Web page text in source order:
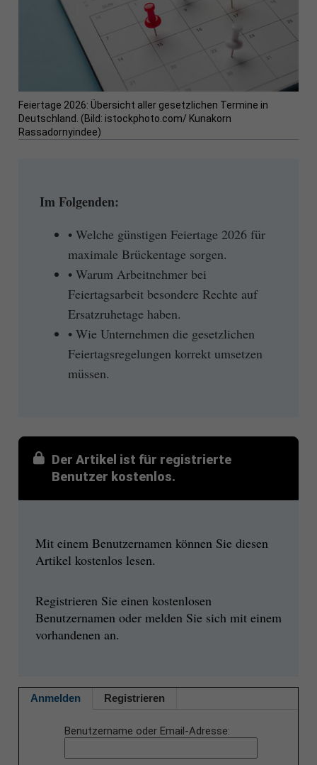
Feiertage 2026: Übersicht aller gesetzlichen Termine in
Deutschland. (Bild: istockphoto.com/ Kunakorn
Rassadornyindee)
Im Folgenden:
• Welche günstigen Feiertage 2026 für
maximale Brückentage sorgen.
• Warum Arbeitnehmer bei
Feiertagsarbeit besondere Rechte auf
Ersatzruhetage haben.
• Wie Unternehmen die gesetzlichen
Feiertagsregelungen korrekt umsetzen
müssen.
Der Artikel ist für registrierte
Benutzer kostenlos.
Mit einem Benutzernamen können Sie diesen
Artikel kostenlos lesen.
Registrieren Sie einen kostenlosen
Benutzernamen oder melden Sie sich mit einem
vorhandenen an.
Anmelden Registrieren
Benutzername oder Email-Adresse